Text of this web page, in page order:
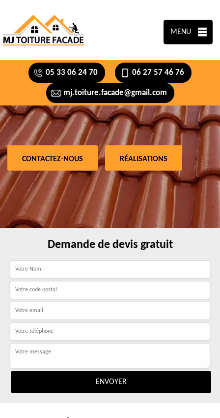
MENU
05 33 06 24 70 06 27 57 46 76
mj.toiture.facade@gmail.com
CONTACTEZ-NOUS RÉALISATIONS
Demande de devis gratuit